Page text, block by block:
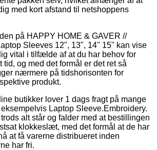
med kort afstand til netshoppens
på HAPPY HOME & GAVER //
Sleeves 12", 13", 14" 15" kan vise
vital i tilfælde af at du har behov for
tid, og med det formål er det ret så
nærmere på tidshorisonten for
produkt.
butikker lover 1 dags fragt på mange
Laptop Sleeve.Embroidery.
alt står og falder med at bestillingen
klokkeslæt, med det formål at de har
at få varerne distribueret inden
har fri.